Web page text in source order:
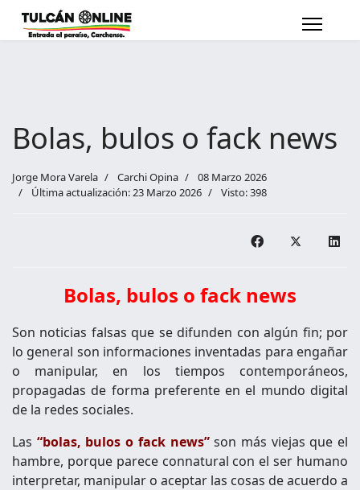
Bolas, bulos o fack news
Jorge Mora Varela Carchi Opina
08 Marzo 2026
Última actualización: 23 Marzo 2026
Visto: 398
Bolas, bulos o fack news
Son noticias falsas que se difunden con algún fin; por
lo general son informaciones inventadas para engañar
o manipular, en los tiempos contemporáneos,
propagadas de forma preferente en el mundo digital
de la redes sociales.
Las “bolas, bulos o fack news”son más viejas que el
hambre, porque parece connatural con el ser humano
interpretar, manipular o aceptar las cosas de acuerdo a